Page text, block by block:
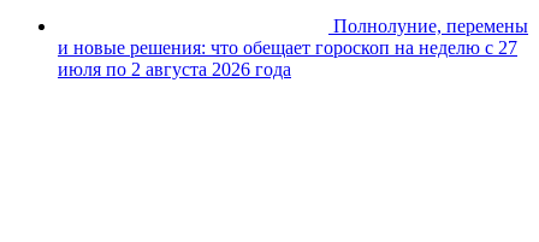
Полнолуние, перемены
и новые решения: что обещает гороскоп на неделю с 27
июля по 2 августа 2026 года